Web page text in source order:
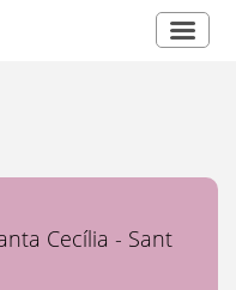
Cecília - Sant